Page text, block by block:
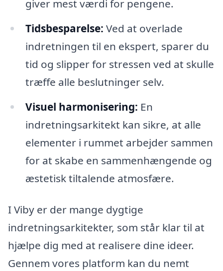
giver mest værdi for pengene.
Tidsbesparelse: Ved at overlade
indretningen til en ekspert, sparer du
tid og slipper for stressen ved at skulle
træffe alle beslutninger selv.
Visuel harmonisering: En
indretningsarkitekt kan sikre, at alle
elementer i rummet arbejder sammen
for at skabe en sammenhængende og
æstetisk tiltalende atmosfære.
I Viby er der mange dygtige
indretningsarkitekter, som står klar til at
hjælpe dig med at realisere dine ideer.
Gennem vores platform kan du nemt